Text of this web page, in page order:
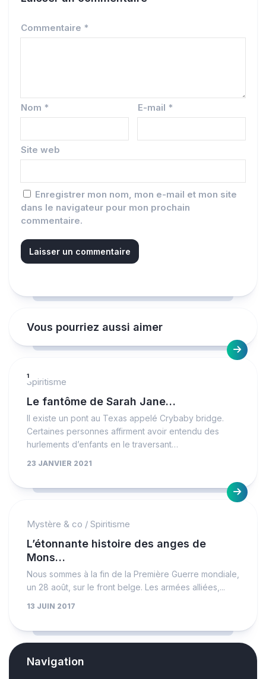
Commentaire *
Nom * E-mail *
Site web
Enregistrer mon nom, mon e-mail et mon site
dans le navigateur pour mon prochain
commentaire.
Vous pourriez aussi aimer
1
Spiritisme
Le fantôme de Sarah Jane…
Il existe un pont au Texas appelé Crybaby bridge.
Certaines personnes affirment avoir entendu des
hurlements d’enfants en le traversant…
23 JANVIER 2021
Mystère & co / Spiritisme
L’étonnante histoire des anges de
Mons…
Nous sommes à la fin de la Première Guerre mondiale,
un 28 août, sur le front belge. Les armées alliées,...
13 JUIN 2017
Navigation